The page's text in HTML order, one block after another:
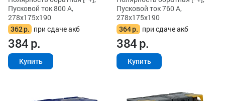
Пусковой ток 800 А,
278x175x190
362р. при сдаче акб
384р.
Купить
Пусковой ток 760 А,
278x175x190
364р. при сдаче акб
384р.
Купить